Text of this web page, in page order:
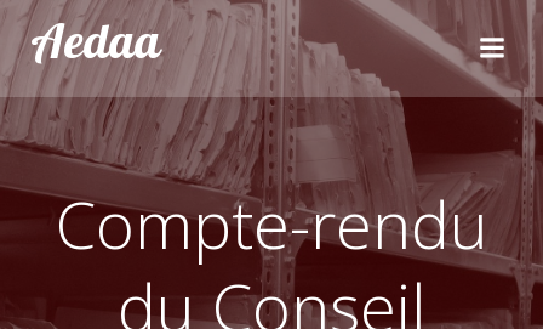
Aller
au
contenu
Aedaa
Compte-rendu
du Conseil